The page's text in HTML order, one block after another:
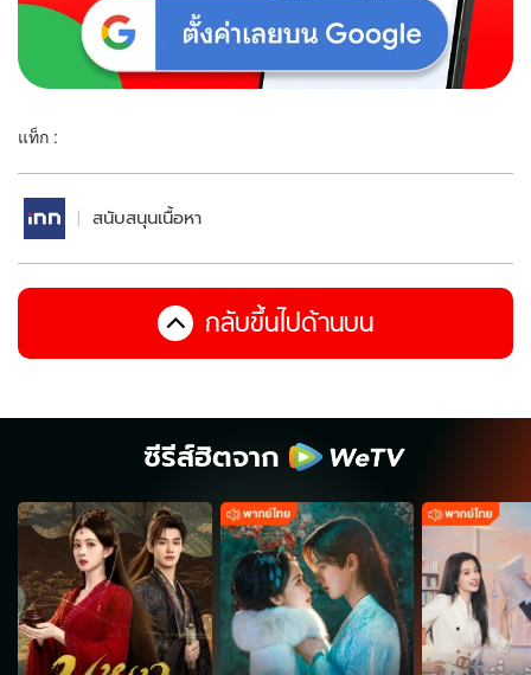
แท็ก :
สนับสนุนเนื้อหา
กลับขึ้นไปด้านบน
ซีรีส์ฮิตจาก